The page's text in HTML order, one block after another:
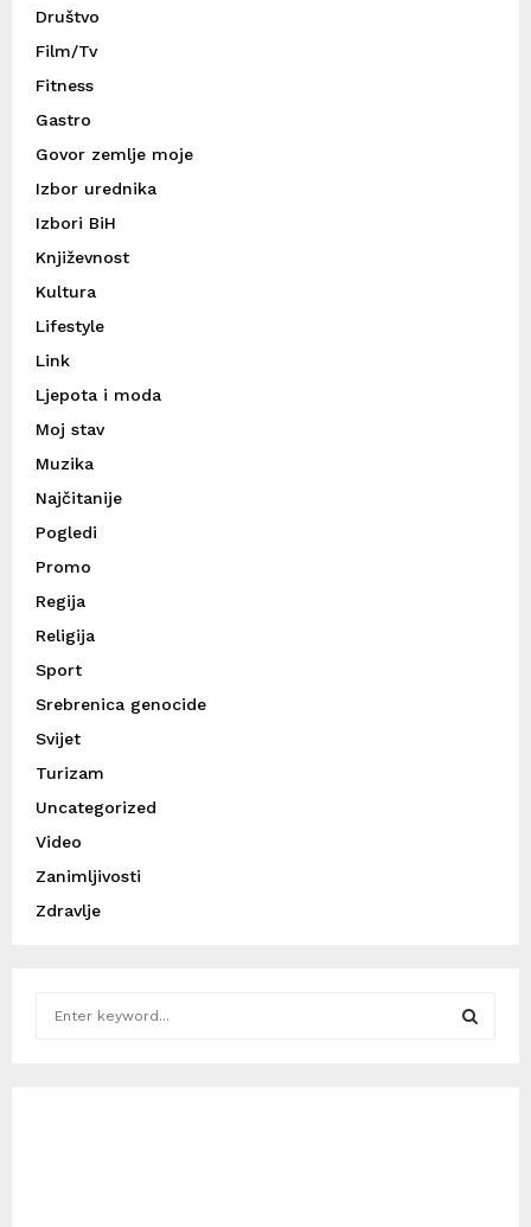
Društvo
Film/Tv
Fitness
Gastro
Govor zemlje moje
Izbor urednika
Izbori BiH
Književnost
Kultura
Lifestyle
Link
Ljepota i moda
Moj stav
Muzika
Najčitanije
Pogledi
Promo
Regija
Religija
Sport
Srebrenica genocide
Svijet
Turizam
Uncategorized
Video
Zanimljivosti
Zdravlje